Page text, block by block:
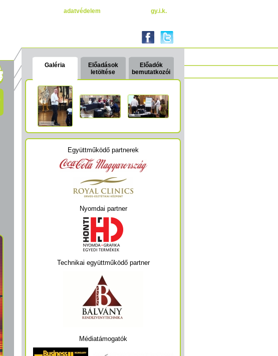
adatvédelem gy.i.k.
Galéria
Előadások
letöltése
Előadók
bemutatkozói
Együttműködő partnerek
Nyomdai partner
Technikai együttműködő partner
Médiatámogatók